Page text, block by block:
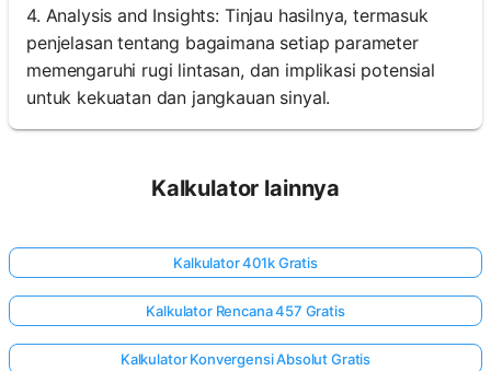
4. Analysis and Insights: Tinjau hasilnya, termasuk
penjelasan tentang bagaimana setiap parameter
memengaruhi rugi lintasan, dan implikasi potensial
untuk kekuatan dan jangkauan sinyal.
Kalkulator lainnya
Kalkulator 401k Gratis
Kalkulator Rencana 457 Gratis
Kalkulator Konvergensi Absolut Gratis